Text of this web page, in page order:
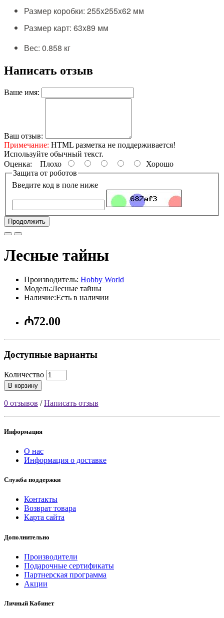
Размер коробки: 255x255x62 мм
Размер карт: 63x89 мм
Вес: 0.858 кг
Написать отзыв
Ваше имя:
Ваш отзыв:
Примечание: HTML разметка не поддерживается!
Используйте обычный текст.
Оценка: Плохо
Хорошо
Защита от роботов
Введите код в поле ниже
Продолжить
Лесные тайны
Производитель: Hobby World
Модель:Лесные тайны
Наличие:Есть в наличии
₼72.00
Доступные варианты
Количество
В корзину
0 отзывов /Написать отзыв
Информация
О нас
Информация о доставке
Служба поддержки
Контакты
Возврат товара
Карта сайта
Дополнительно
Производители
Подарочные сертификаты
Партнерская программа
Акции
Личный Кабинет